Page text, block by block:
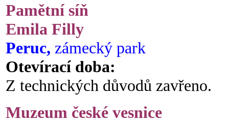
Pamětní síň
Emila Filly
Peruc, zámecký park
Otevírací doba:
Z technických důvodů zavřeno.
Muzeum české vesnice